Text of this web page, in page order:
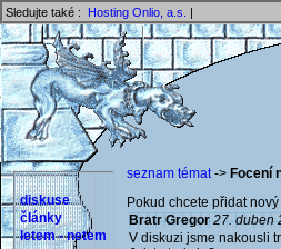
Sledujte také : Hosting Onlio, a.s. |
diskuse
články
letem - netem
seznam témat-> Focení
Pokud chcete přidat
Bratr Gregor 27. duben
V diskuzi jsme nakousli